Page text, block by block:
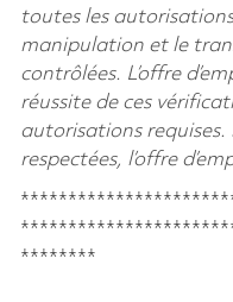
toutes les
manipulation et le
contrôlées. L’offre
réussite de ces
autorisations requises.
respectées, l’offre
********